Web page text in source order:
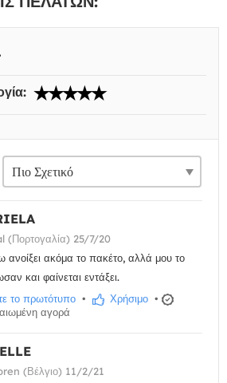
(Πορτογαλία) 25/7/20
ανοίξει ακόμα το πακέτο, αλλά μου το
και φαίνεται εντάξει.
το πρωτότυπο • Χρήσιμο •
αγορά
(Βέλγιο) 11/2/21